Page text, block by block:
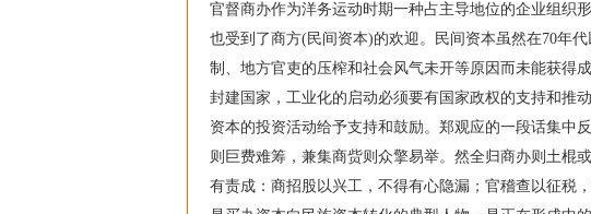
官督商办作为洋务运动时期一种占主导地位的企业组织
也受到了商方(民间资本)的欢迎。民间资本虽然在70年
制、地方官吏的压榨和社会风气未开等原因而未能获得
封建国家，工业化的启动必须要有国家政权的支持和推
资本的投资活动给予支持和鼓励。郑观应的一段话集中
则巨费难筹，兼集商赀则众擎易举。然全归商办则土棍
有责成：商招股以兴工，不得有心隐漏；官稽查以征税